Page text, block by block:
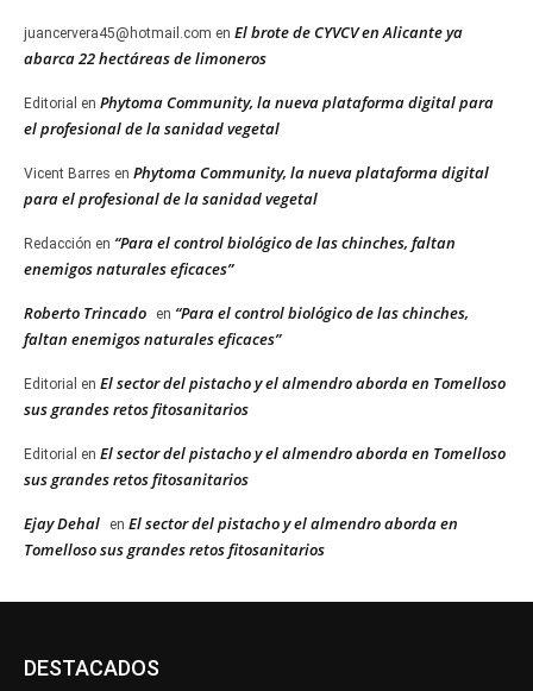
juancervera45@hotmail.com en El brote de CYVCV en Alicante ya
abarca 22 hectáreas de limoneros
Editorial en Phytoma Community, la nueva plataforma digital para
el profesional de la sanidad vegetal
Vicent Barres en Phytoma Community, la nueva plataforma digital
para el profesional de la sanidad vegetal
Redacción en “Para el control biológico de las chinches, faltan
enemigos naturales eficaces”
Roberto Trincado en “Para el control biológico de las chinches,
faltan enemigos naturales eficaces”
Editorial en El sector del pistacho y el almendro aborda en Tomelloso
sus grandes retos fitosanitarios
Editorial en El sector del pistacho y el almendro aborda en Tomelloso
sus grandes retos fitosanitarios
Ejay Dehal en El sector del pistacho y el almendro aborda en
Tomelloso sus grandes retos fitosanitarios
DESTACADOS